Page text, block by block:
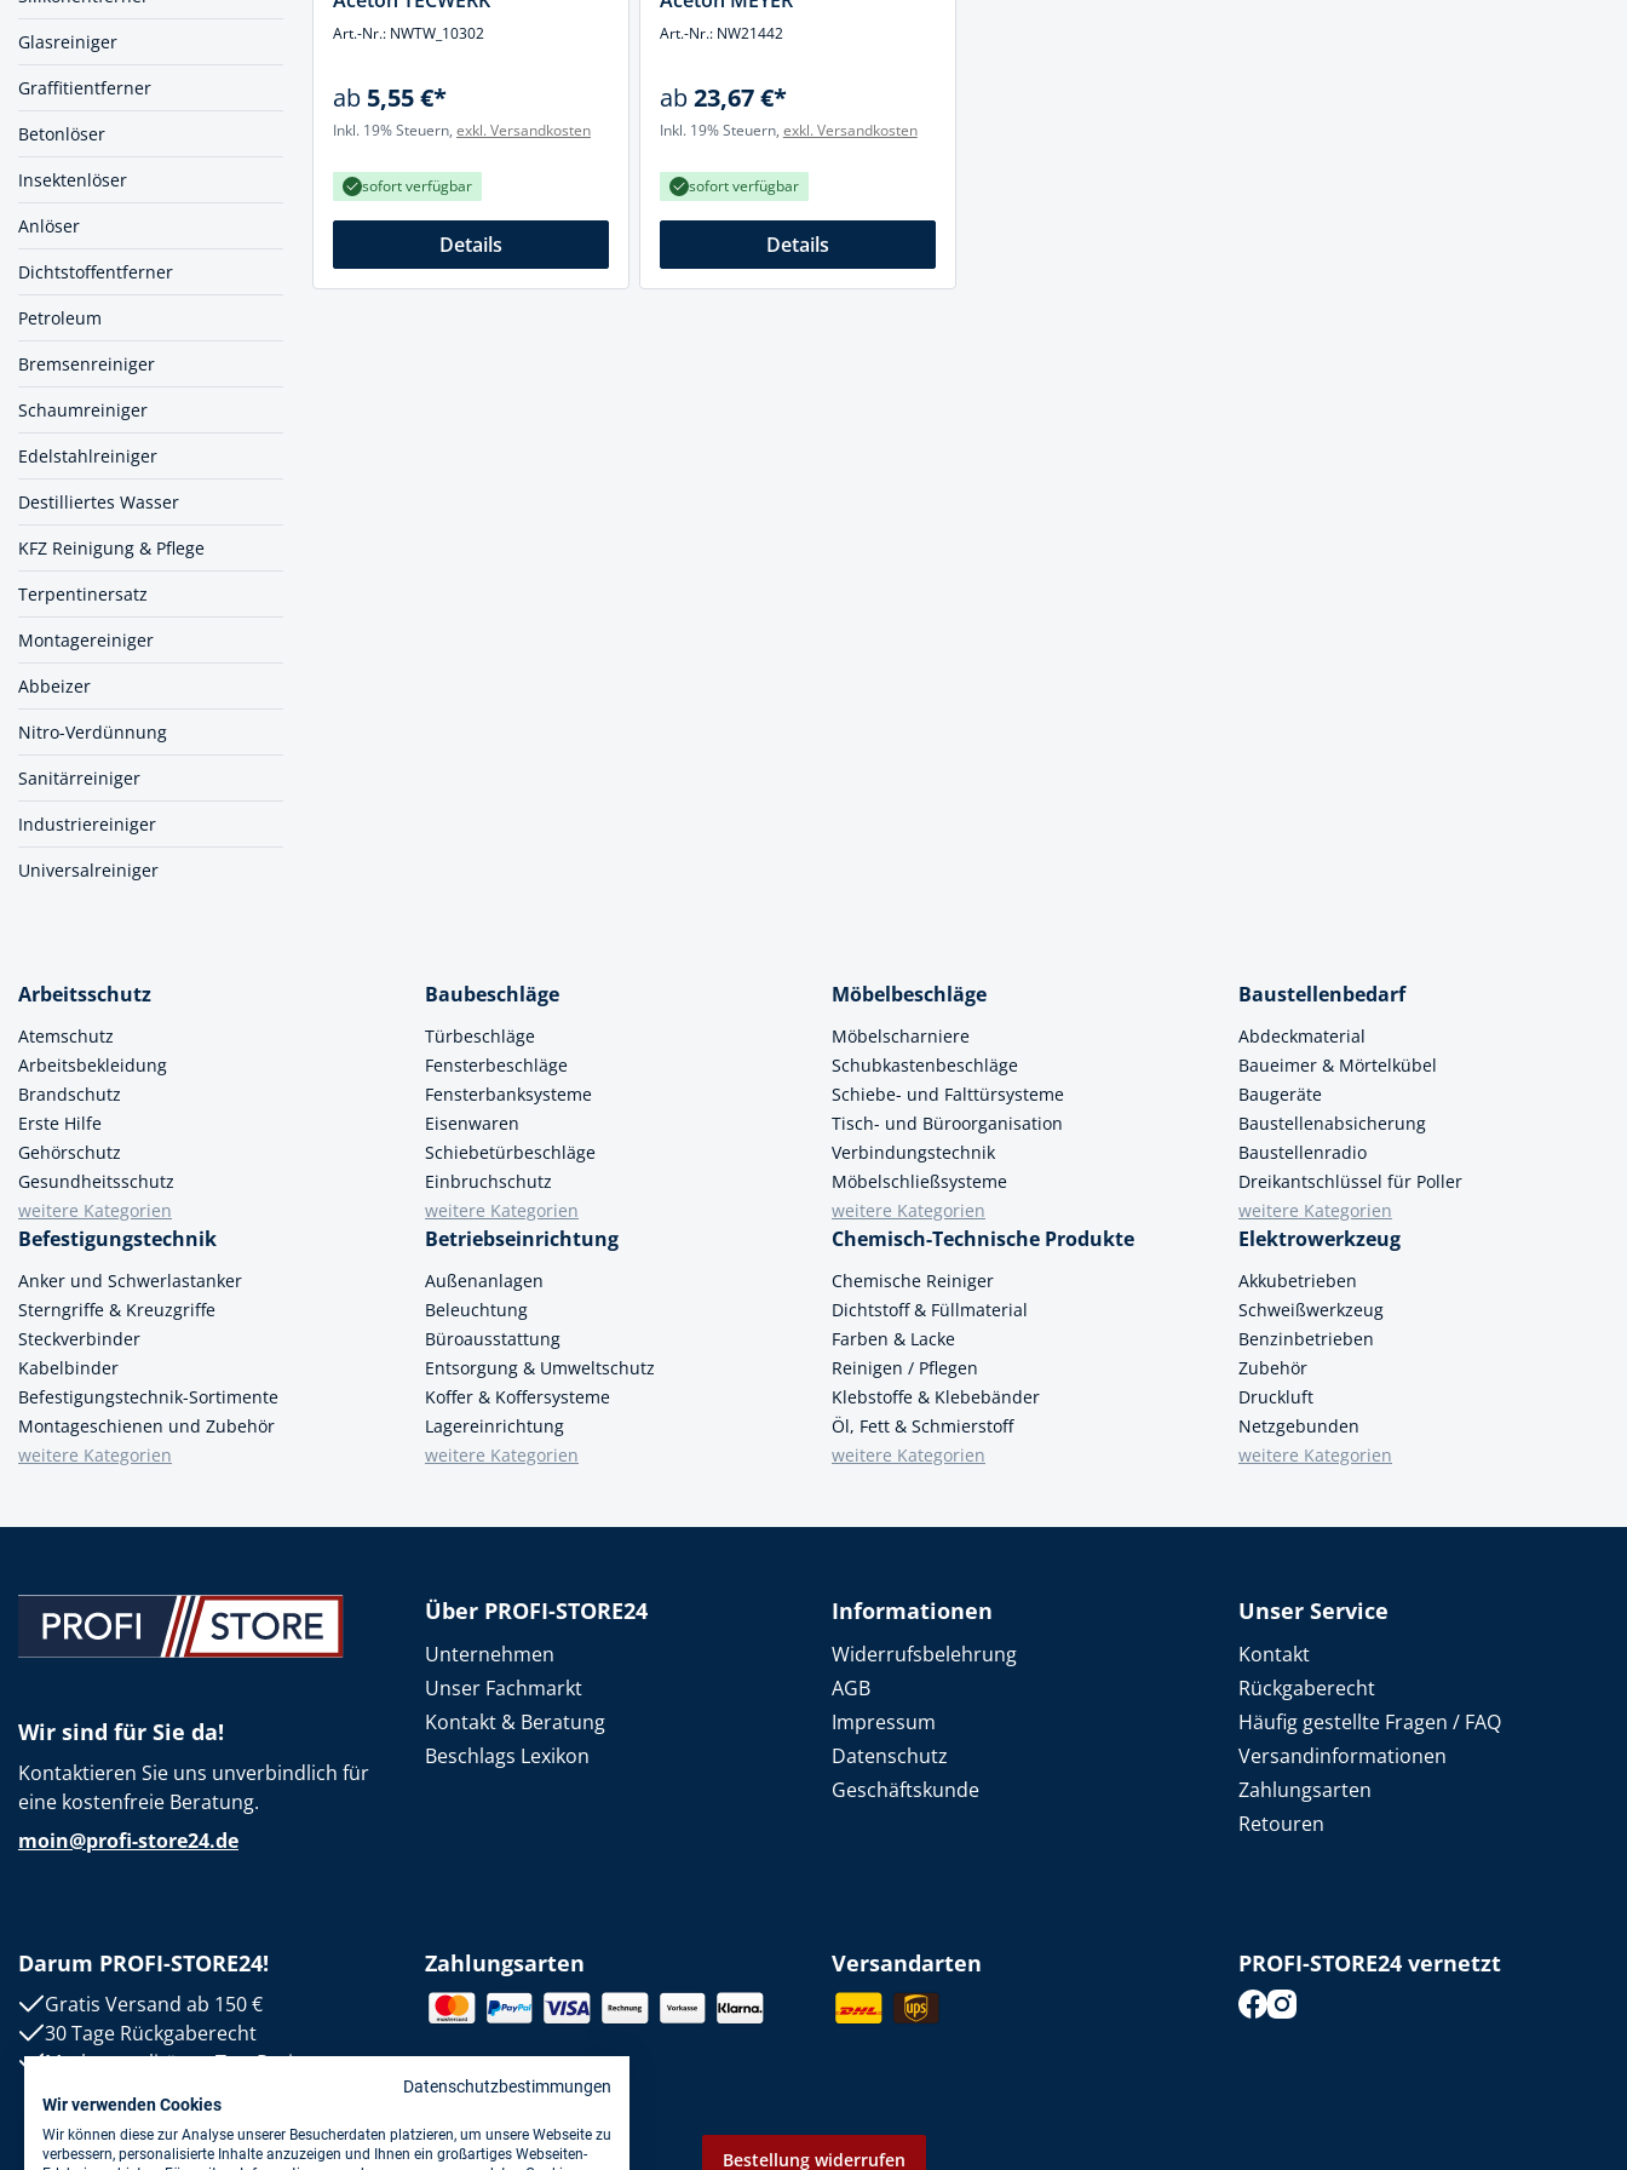
Verbindungs- und Klemmsysteme
Montagematerial
Zubehör Maschinenbefestigung
Splinte & Federstecker
Schellen
Handpresse
Hebewerkzeuge
Hobel, Beitel & Ziehklingen
Malerwerkzeug
Datenschutzbestimmungen
Wir verwenden Cookies
Wir können diese zur Analyse unserer Besucherdaten platzieren, um unsere Webseite zu
verbessern, personalisierte Inhalte anzuzeigen und Ihnen ein großartiges Webseiten-
Glasreiniger
Graffitientferner
Betonlöser
Insektenlöser
Anlöser
Dichtstoffentferner
Petroleum
Bremsenreiniger
Schaumreiniger
Edelstahlreiniger
Destilliertes Wasser
KFZ Reinigung & Pflege
Terpentinersatz
Montagereiniger
Abbeizer
Nitro-Verdünnung
Sanitärreiniger
Industriereiniger
Universalreiniger
Art.-Nr.: NWTW_10302
ab 5,55 €*
Inkl. 19% Steuern, exkl. Versandkosten
sofort verfügbar
Details
Art.-Nr.: NW21442
ab23,67 €*
Inkl. 19% Steuern, exkl. Versandkosten
sofort verfügbar
Details
Arbeitsschutz
Atemschutz
Arbeitsbekleidung
Brandschutz
Erste Hilfe
Gehörschutz
Gesundheitsschutz
weitere Kategorien
Baubeschläge
Türbeschläge
Fensterbeschläge
Fensterbanksysteme
Eisenwaren
Schiebetürbeschläge
Einbruchschutz
weitere Kategorien
Möbelbeschläge
Möbelscharniere
Schubkastenbeschläge
Schiebe- und Falttürsysteme
Tisch- und Büroorganisation
Verbindungstechnik
Möbelschließsysteme
weitere Kategorien
Baustellenbedarf
Abdeckmaterial
Baueimer & Mörtelkübel
Baugeräte
Baustellenabsicherung
Baustellenradio
Dreikantschlüssel für Poller
weitere Kategorien
Befestigungstechnik
Anker und Schwerlastanker
Sterngriffe & Kreuzgriffe
Steckverbinder
Kabelbinder
Befestigungstechnik-Sortimente
Montageschienen und Zubehör
weitere Kategorien
Betriebseinrichtung
Außenanlagen
Beleuchtung
Büroausstattung
Entsorgung & Umweltschutz
Koffer & Koffersysteme
Lagereinrichtung
weitere Kategorien
Chemisch-Technische Produkte
Chemische Reiniger
Dichtstoff & Füllmaterial
Farben & Lacke
Reinigen / Pflegen
Klebstoffe & Klebebänder
Öl, Fett & Schmierstoff
weitere Kategorien
Elektrowerkzeug
Akkubetrieben
Schweißwerkzeug
Benzinbetrieben
Zubehör
Druckluft
Netzgebunden
weitere Kategorien
Wir sind für Sie da!
Kontaktieren Sie uns unverbindlich für
eine kostenfreie Beratung.
moin@profi-store24.de
Über PROFI-STORE24
Unternehmen
Unser Fachmarkt
Kontakt & Beratung
Beschlags Lexikon
Informationen
Widerrufsbelehrung
AGB
Impressum
Datenschutz
Geschäftskunde
Unser Service
Kontakt
Rückgaberecht
Häufig gestellte Fragen / FAQ
Versandinformationen
Zahlungsarten
Retouren
Darum PROFI-STORE24!
Gratis Versand ab 150 €
30 Tage Rückgaberecht
Markenqualität zu Top-Preisen
Zahlungsarten Versandarten PROFI-STORE24 vernetzt
footer.socialMedia.facebook.title
footer.socialMedia.instagram.title
Bestellung widerrufen